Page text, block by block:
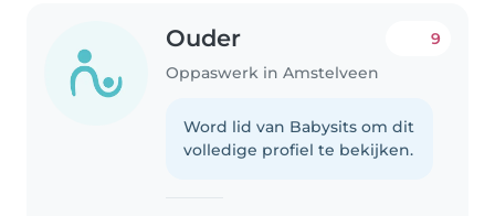
Ouder
Oppaswerk in Amstelveen
9
Word lid van Babysits om dit
volledige profiel te bekijken.